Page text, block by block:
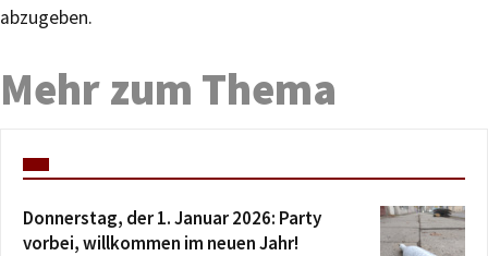
abzugeben.
Mehr zum Thema
Donnerstag, der 1. Januar 2026: Party
vorbei, willkommen im neuen Jahr!